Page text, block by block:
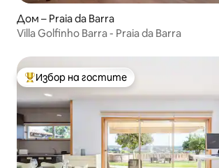
Дом – Praia da Barra
Villa Golfinho Barra - Praia da Barra
Най-популярен избор на гостите
Избор на гостите